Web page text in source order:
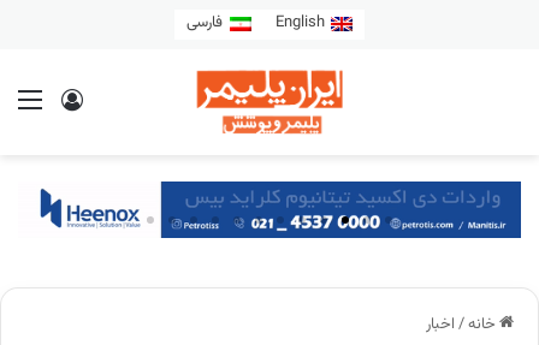
English فارسی
خانه/ اخبار